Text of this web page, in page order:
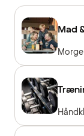
Mad